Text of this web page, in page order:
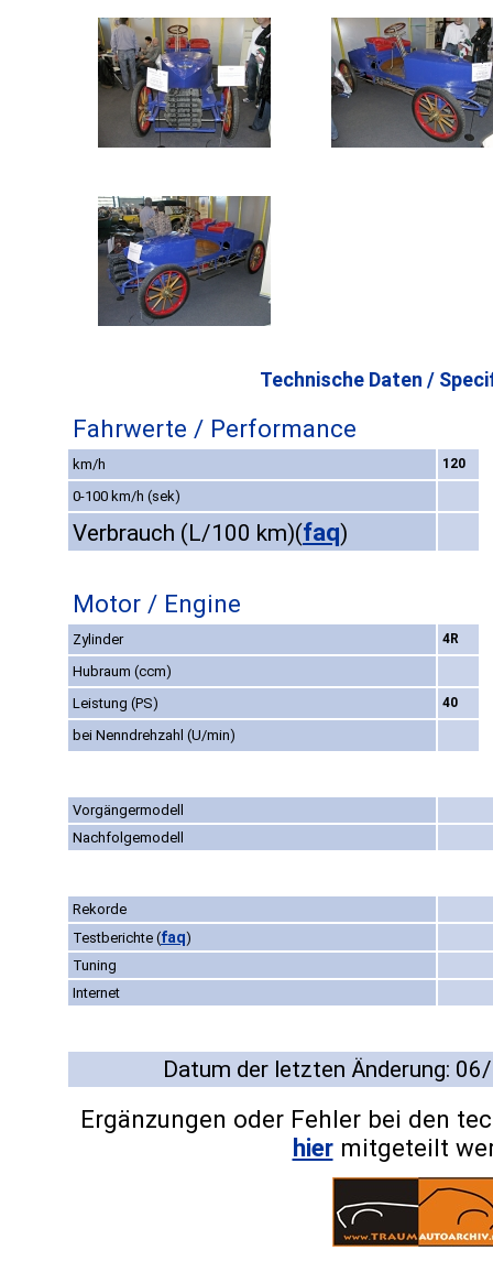
Technische Daten /
Fahrwerte / Performance
km/h 120
0-100 km/h (sek)
Verbrauch (L/100 km)(faq)
Motor / Engine
Zylinder 4R
Hubraum (ccm)
Leistung (PS)
40
bei Nenndrehzahl (U/min)
Vorgängermodell
Nachfolgemodell
Rekorde
Testberichte (faq)
Tuning
Internet
Datum der letzten Änderung:
Ergänzungen oder Fehler bei den
hiermitgeteilt